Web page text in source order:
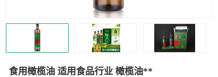
食用橄榄油 适用食品行业 橄榄油**